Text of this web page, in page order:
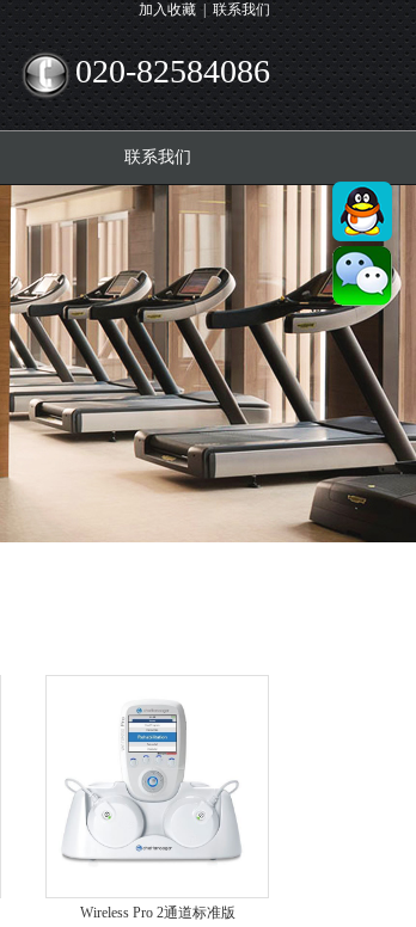
加入收藏 | 联系我们
020-82584086
联系我们
Wireless Pro 2通道标准版